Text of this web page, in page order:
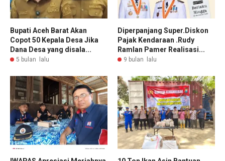
Bupati Aceh Barat Akan
Copot 50 Kepala Desa Jika
Dana Desa yang disala...
5 bulan lalu
Diperpanjang Super.Diskon
Pajak Kendaraan .Rudy
Ramlan Pamer Realisasi...
9 bulan lalu